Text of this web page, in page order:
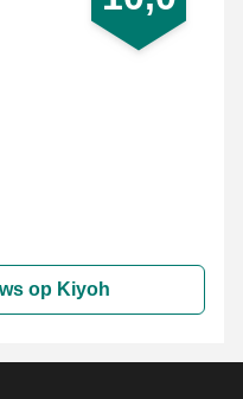
op Kiyoh